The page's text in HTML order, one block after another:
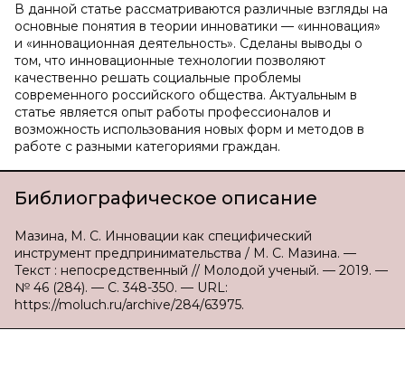
В данной статье рассматриваются различные взгляды на
основные понятия в теории инноватики — «инновация»
и «инновационная деятельность». Сделаны выводы о
том, что инновационные технологии позволяют
качественно решать социальные проблемы
современного российского общества. Актуальным в
статье является опыт работы профессионалов и
возможность использования новых форм и методов в
работе с разными категориями граждан.
Библиографическое описание
Мазина, М. С. Инновации как специфический
инструмент предпринимательства / М. С. Мазина. —
Текст : непосредственный // Молодой ученый. — 2019. —
№ 46 (284). — С. 348-350. — URL:
https://moluch.ru/archive/284/63975.